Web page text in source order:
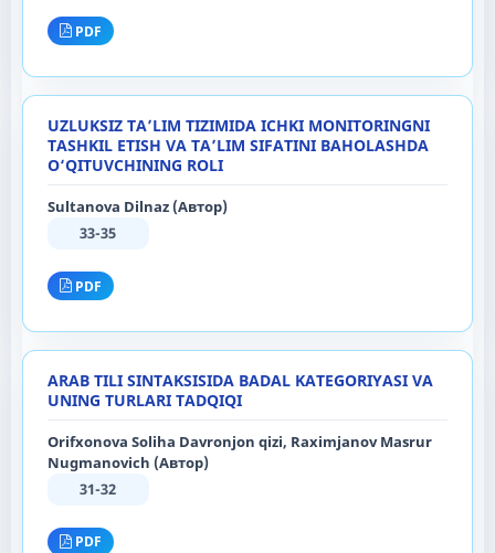
PDF
UZLUKSIZ TA’LIM TIZIMIDA ICHKI MONITORINGNI
TASHKIL ETISH VA TA’LIM SIFATINI BAHOLASHDA
O‘QITUVCHINING ROLI
Sultanova Dilnaz (Автор)
33-35
PDF
ARAB TILI SINTAKSISIDA BADAL KATEGORIYASI VA
UNING TURLARI TADQIQI
Orifxonova Soliha Davronjon qizi, Raximjanov Masrur
Nugmanovich (Автор)
31-32
PDF